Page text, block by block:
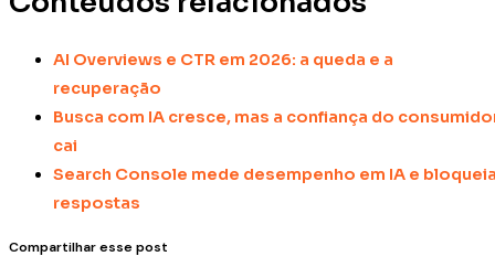
AI Overviews e CTR em 2026: a queda e a
recuperação
Busca com IA cresce, mas a confiança do
cai
Search Console mede desempenho em IA e
respostas
Compartilhar esse post